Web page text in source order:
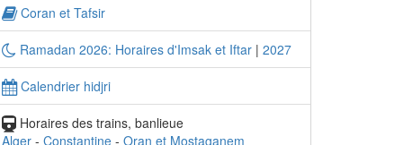
Coran et Tafsir
Ramadan 2026: Horaires d'Imsak et Iftar | 2027
Calendrier hidjri
Horaires des trains, banlieue
Alger - Constantine - Oran et Mostaganem